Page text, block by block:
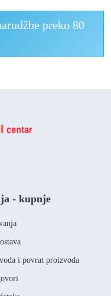
preko 80
- kupnje
i povrat proizvoda